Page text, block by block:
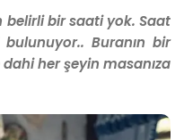
belirli bir saati yok. Saat
bulunuyor.. Buranın bir
her şeyin masanıza